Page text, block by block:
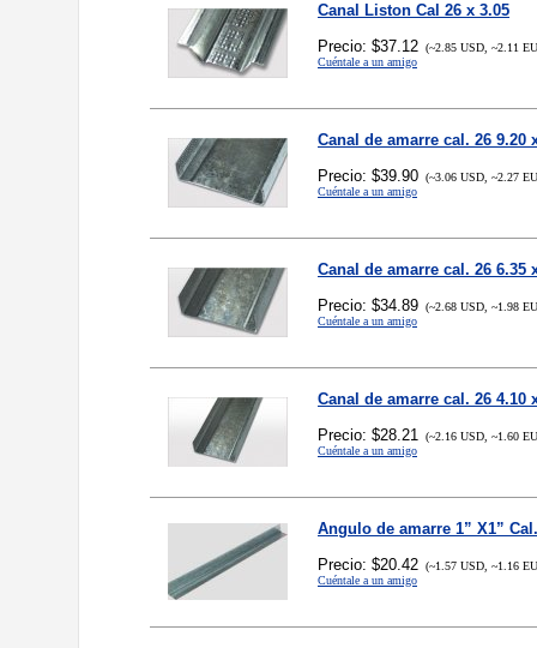
Canal Liston Cal 26 x 3.05
Precio: $37.12 (~2.85 USD, ~2.11
Cuéntale a un amigo
Canal de amarre cal. 26 9.20
Precio: $39.90 (~3.06 USD, ~2.27
Cuéntale a un amigo
Canal de amarre cal. 26 6.35
Precio: $34.89 (~2.68 USD, ~1.98
Cuéntale a un amigo
Canal de amarre cal. 26 4.10
Precio: $28.21 (~2.16 USD, ~1.60
Cuéntale a un amigo
Angulo de amarre 1” X1”
Precio: $20.42 (~1.57 USD, ~1.16
Cuéntale a un amigo